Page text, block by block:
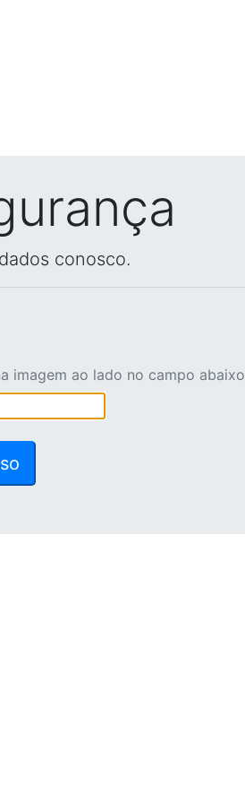
conosco.
imagem ao lado no campo abaixo